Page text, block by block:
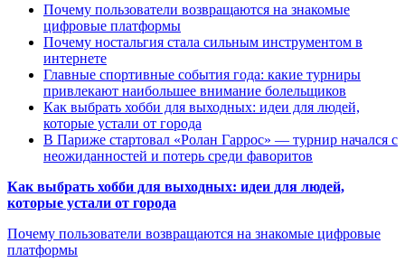
Почему пользователи возвращаются на знакомые
цифровые платформы
Почему ностальгия стала сильным инструментом в
интернете
Главные спортивные события года: какие турниры
привлекают наибольшее внимание болельщиков
Как выбрать хобби для выходных: идеи для людей,
которые устали от города
В Париже стартовал «Ролан Гаррос» — турнир начался с
неожиданностей и потерь среди фаворитов
Как выбрать хобби для выходных: идеи для людей,
которые устали от города
Почему пользователи возвращаются на знакомые цифровые
платформы